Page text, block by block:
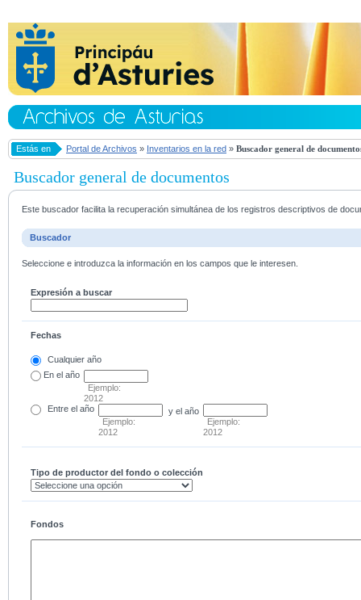
Estás en Portal de Archivos » Inventarios en la red » Buscador general de
Buscador general de documentos
Este buscador facilita la recuperación simultánea de los registros descriptivos de
Buscador
Seleccione e introduzca la información en los campos que le interesen.
Expresión a buscar
Fechas
Cualquier año
En el año
Ejemplo:
2012
Entre el año
Ejemplo:
2012
y el año
Ejemplo:
2012
Tipo de productor del fondo o colección
Fondos